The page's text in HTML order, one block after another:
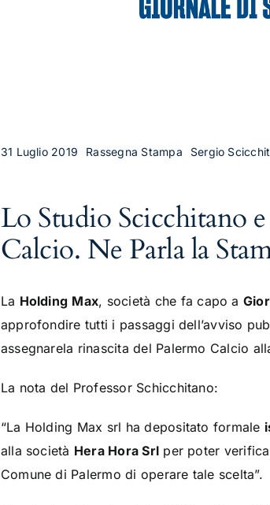
31 Luglio 2019 Rassegna Stampa Sergio
Lo Studio Scicchitano
Calcio. Ne Parla la
La Holding Max, società che fa capo a
approfondire tutti i passaggi dell’avviso
assegnarela rinascita del Palermo Calcio
La nota del Professor Schicchitano:
“La Holding Max srl ha depositato formale
alla società Hera Hora Srl per poter
Comune di Palermo di operare tale scelta”.